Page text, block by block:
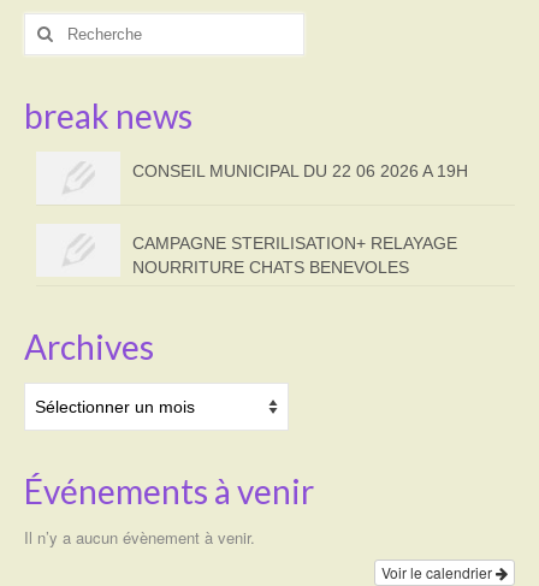
Rechercher
break news
CONSEIL MUNICIPAL DU 22 06 2026 A 19H
CAMPAGNE STERILISATION+ RELAYAGE
NOURRITURE CHATS BENEVOLES
Archives
Événements à venir
Il n’y a aucun évènement à venir.
Voir le calendrier